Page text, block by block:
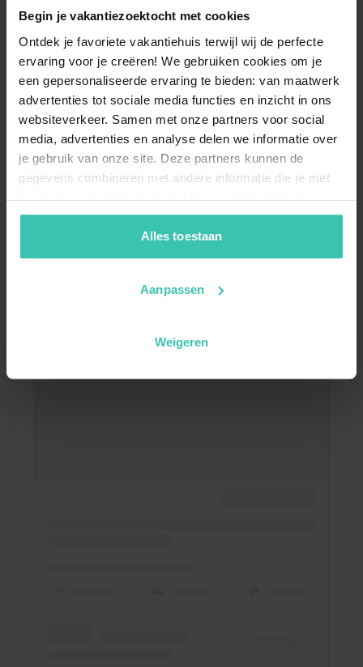
Begin je vakantiezoektocht met cookies
Ontdek je favoriete vakantiehuis terwijl wij de perfecte
ervaring voor je creëren! We gebruiken cookies om je
een gepersonaliseerde ervaring te bieden: van maatwerk
advertenties tot sociale media functies en inzicht in ons
websiteverkeer. Samen met onze partners voor social
media, advertenties en analyse delen we informatie over
je gebruik van onze site. Deze partners kunnen de
gegevens combineren met andere informatie die je met
hen hebt gedeeld of die zij hebben verzameld op basis
van je gebruik van hun diensten. Zo zorgen we ervoor dat
jouw vakantiezoektocht soepel en op maat verloopt!
Alles toestaan
Aanpassen
Weigeren